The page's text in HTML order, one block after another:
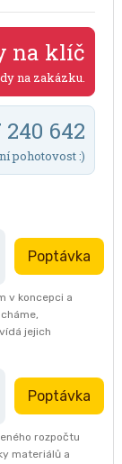
na klíč
na zakázku.
240 642
pohotovost :)
Poptávka
v koncepci a
jejich
Poptávka
rozpočtu
materiálů a